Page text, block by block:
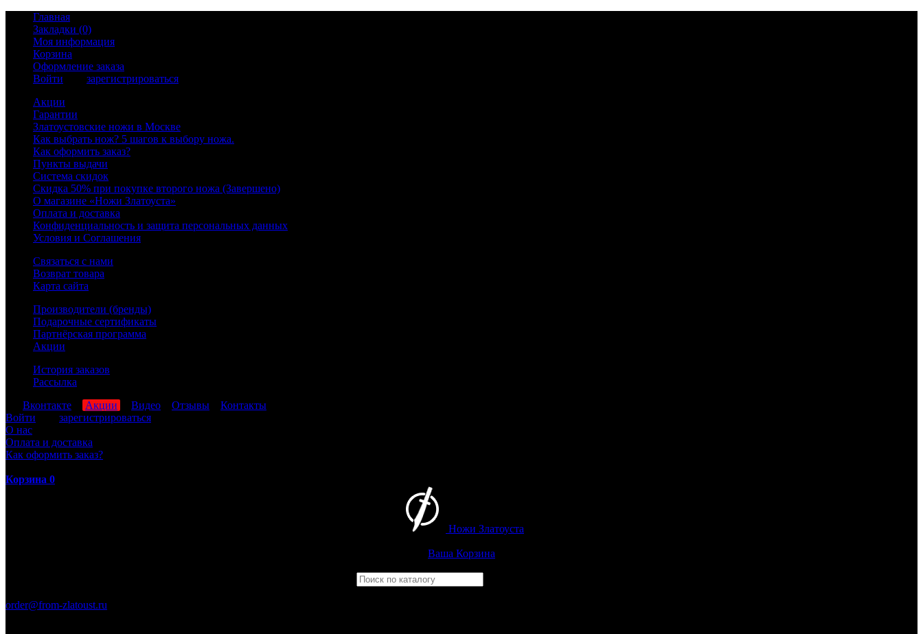
Главная
Закладки (0)
Моя информация
Корзина
Оформление заказа
Войти
зарегистрироваться
Акции
Гарантии
Златоустовские ножи в Москве
Как выбрать нож? 5 шагов к выбору ножа.
Как оформить заказ?
Пункты выдачи
Система скидок
Скидка 50% при покупке второго ножа (Завершено)
О магазине «Ножи Златоуста»
Оплата и доставка
Конфиденциальность и защита персональных данных
Условия и Соглашения
Связаться с нами
Возврат товара
Карта сайта
Производители (бренды)
Подарочные сертификаты
Партнёрская программа
Акции
История заказов
Рассылка
Вконтакте Акции Видео Отзывы
Контакты
Войти
зарегистрироваться
О нас
Оплата и доставка
Как оформить заказ?
Корзина 0
Ножи Златоуста
Ваша Корзина
order@from-zlatoust.ru